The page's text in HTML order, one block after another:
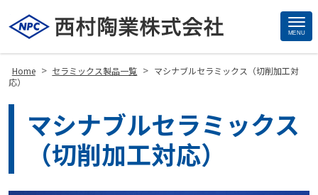
MENU
Home > セラミックス製品一覧 > マシナブルセラミックス（切削加工対
応）
マシナブルセラミックス
（切削加工対応）
Site
Footer